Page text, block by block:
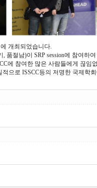
개최되었습니다.
품절남)이 SRP session에 참여하
에 참여한 많은 사람들에게 끊
으로 ISSCC등의 저명한 국제학